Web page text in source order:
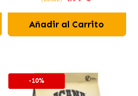
Añadir al Carrito
-10%